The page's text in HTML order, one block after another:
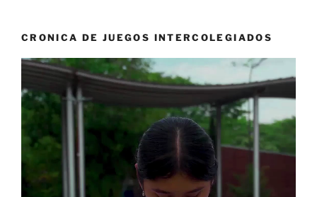
CRONICA DE JUEGOS INTERCOLEGIADOS
Reproductor
vídeo